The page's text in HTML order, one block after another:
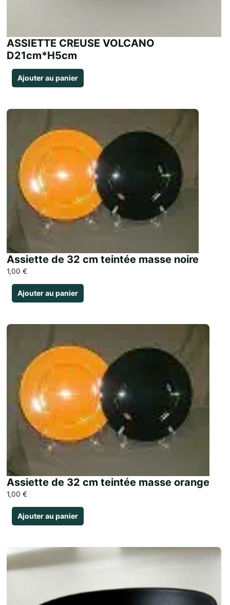
ASSIETTE CREUSE VOLCANO
D21cm*H5cm
Ajouter au panier
Assiette de 32 cm teintée masse noire
1,00 €
Ajouter au panier
Assiette de 32 cm teintée masse orange
1,00 €
Ajouter au panier